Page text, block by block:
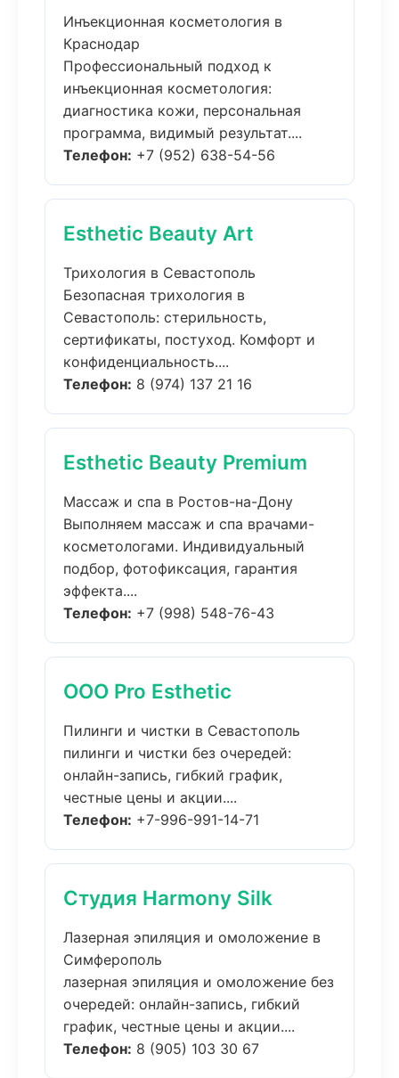
Инъекционная косметология в
Краснодар
Профессиональный подход к
инъекционная косметология:
диагностика кожи, персональная
программа, видимый результат....
Телефон: +7 (952) 638-54-56
Esthetic Beauty Art
Трихология в Севастополь
Безопасная трихология в
Севастополь: стерильность,
сертификаты, постуход. Комфорт и
конфиденциальность....
Телефон: 8 (974) 137 21 16
Esthetic Beauty Premium
Массаж и спа в Ростов-на-Дону
Выполняем массаж и спа врачами-
косметологами. Индивидуальный
подбор, фотофиксация, гарантия
эффекта....
Телефон: +7 (998) 548-76-43
ООО Pro Esthetic
Пилинги и чистки в Севастополь
пилинги и чистки без очередей:
онлайн-запись, гибкий график,
честные цены и акции....
Телефон: +7-996-991-14-71
Студия Harmony Silk
Лазерная эпиляция и омоложение в
Симферополь
лазерная эпиляция и омоложение без
очередей: онлайн-запись, гибкий
график, честные цены и акции....
Телефон: 8 (905) 103 30 67